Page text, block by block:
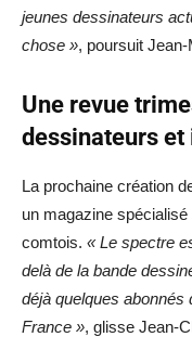
jeunes dessinateurs
chose », poursuit
Une revue
dessinateurs
La prochaine création
un magazine
comtois. « Le spectre
delà de la bande
déjà quelques abonnés
France », glisse Jean-